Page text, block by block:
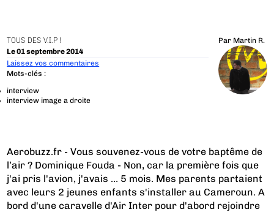
TOUS DES V.I.P !
Le 01 septembre 2014
Par Martin R.
Laissez vos commentaires
Mots-clés :
interview
interview image a droite
Aerobuzz.fr - Vous souvenez-vous de votre baptême de
l’air ? Dominique Fouda - Non, car la première fois que
j'ai pris l'avion, j'avais … 5 mois. Mes parents partaient
avec leurs 2 jeunes enfants s'installer au Cameroun. A
bord d'une caravelle d'Air Inter pour d'abord rejoindre